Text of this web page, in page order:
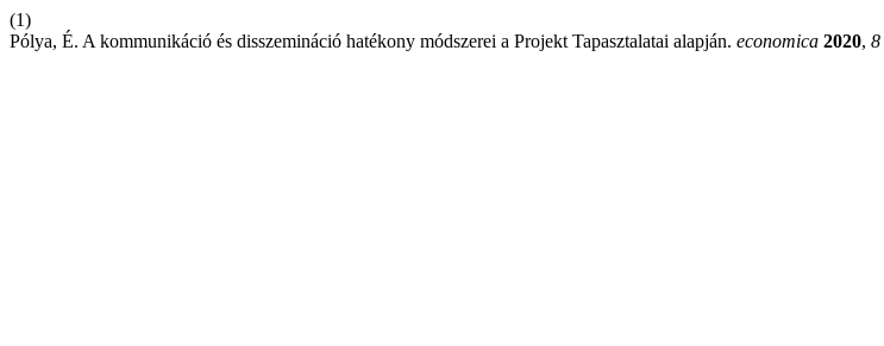
(1)
Pólya, É. A kommunikáció és disszemináció hatékony módszerei a Projekt Tapasztalatai alapján. economica 2020, 8